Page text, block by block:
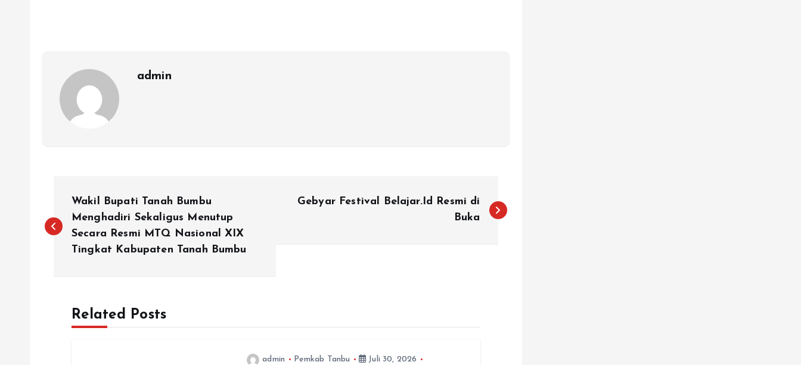
admin
a
Wakil Bupati Tanah Bumbu
Menghadiri Sekaligus Menutup
Secara Resmi MTQ Nasional XIX
Tingkat Kabupaten Tanah Bumbu
Gebyar Festival Belajar.Id Resmi di
Buka
Related Posts
admin Pemkab Tanbu
Juli 30, 2026